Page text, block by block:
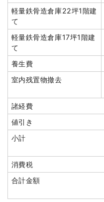
消費税
合計金額
建物の種類/構造
建物解体費用
軽量鉄骨造倉庫22坪1階建
て
軽量鉄骨造倉庫17坪1階建
て
養生費
室内残置物撤去
諸経費
値引き
小計
消費税
合計金額